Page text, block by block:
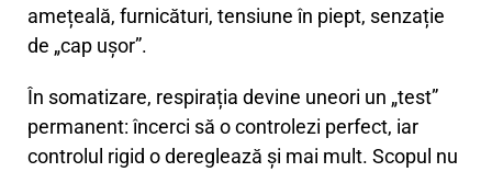
amețeală, furnicături, tensiune în piept, senzație
de „cap ușor”.
În somatizare, respirația devine uneori un „test”
permanent: încerci să o controlezi perfect, iar
controlul rigid o dereglează și mai mult. Scopul nu